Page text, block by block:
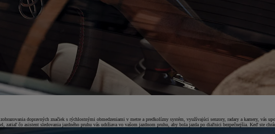
dopravných značiek s rýchlostnými obmedzeniami v metre a predkolízny systém, využívajúci senzory, radary a kamery, vás
čo asistent sledovania jazdného pruhu vás udržiava vo vašom jazdnom pruhu, aby bola jazda po diaľnici bezpečnejšia. Keď ste